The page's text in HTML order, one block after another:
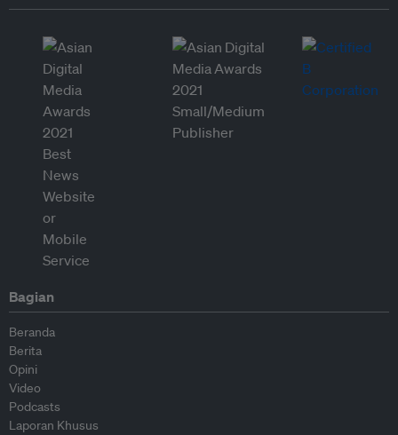
Bagian
Beranda
Berita
Opini
Video
Podcasts
Laporan Khusus